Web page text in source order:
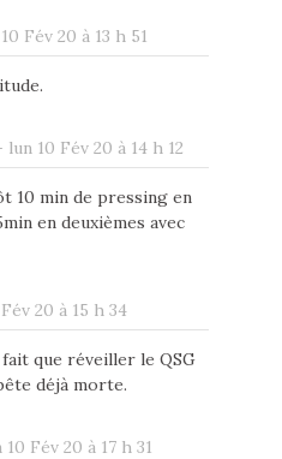
Fév 20 à 13 h 51
lun 10 Fév 20 à 14 h 12
10 min de pressing en
en deuxièmes avec
20 à 15 h 34
que réveiller le QSG
déjà morte.
10 Fév 20 à 17 h 31